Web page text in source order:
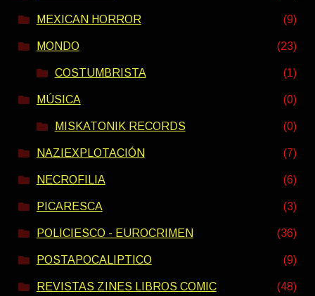
MEXICAN HORROR (9)
MONDO (23)
COSTUMBRISTA (1)
MÚSICA (0)
MISKATONIK RECORDS (0)
NAZIEXPLOTACIÓN (7)
NECROFILIA (6)
PICARESCA (3)
POLICIESCO - EUROCRIMEN (36)
POSTAPOCALIPTICO (9)
REVISTAS ZINES LIBROS COMIC (48)